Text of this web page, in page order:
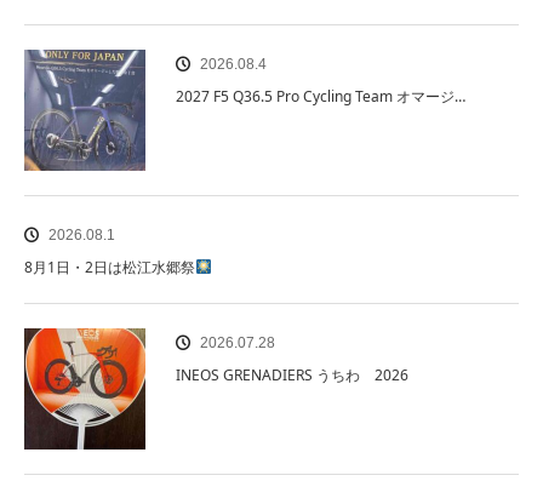
2026.08.4
2027 F5 Q36.5 Pro Cycling Team オマージ…
2026.08.1
8月1日・2日は松江水郷祭
2026.07.28
INEOS GRENADIERS うちわ 2026